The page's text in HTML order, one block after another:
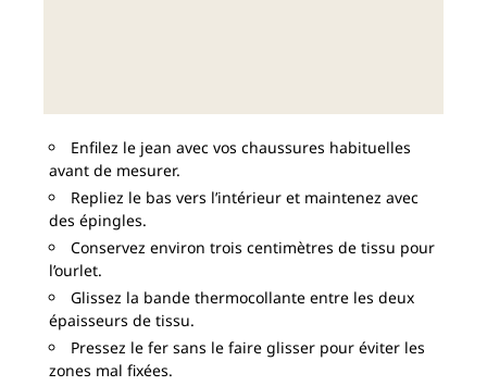
Enfilez le jean avec vos chaussures habituelles
avant de mesurer.
Repliez le bas vers l’intérieur et maintenez avec
des épingles.
Conservez environ trois centimètres de tissu pour
l’ourlet.
Glissez la bande thermocollante entre les deux
épaisseurs de tissu.
Pressez le fer sans le faire glisser pour éviter les
zones mal fixées.